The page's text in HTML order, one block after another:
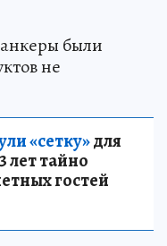
были
не
«сетку»для
лет тайно
гостей